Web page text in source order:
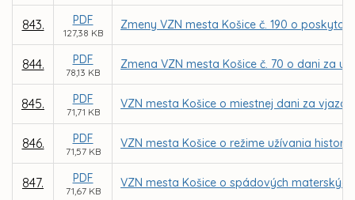
843. PDF
127,38 KB
Zmeny VZN mesta Košice č. 190 o
844. PDF
78,13 KB
Zmena VZN mesta Košice č. 70 o dani za
845. PDF
71,71 KB
VZN mesta Košice o miestnej dani za
846. PDF
71,57 KB
VZN mesta Košice o režime užívania
847. PDF
71,67 KB
VZN mesta Košice o spádových